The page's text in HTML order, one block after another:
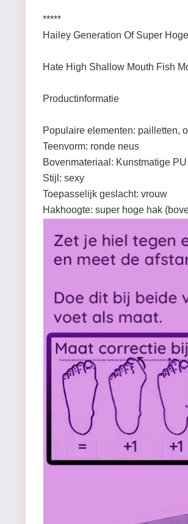
*****
Hailey Generation Of Super
Hate High Shallow Mouth Fish
Productinformatie
Populaire elementen: pailletten,
Teenvorm: ronde neus
Bovenmateriaal: Kunstmatige PU
Stijl: sexy
Toepasselijk geslacht: vrouw
Hakhoogte: super hoge hak